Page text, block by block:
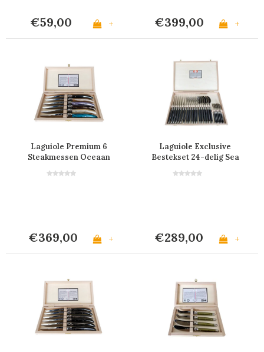
€59,00 + €399,00 +
Laguiole Premium 6
Steakmessen Oceaan
€369,00 +
Laguiole Exclusive
Bestekset 24-delig Sea
€289,00 +